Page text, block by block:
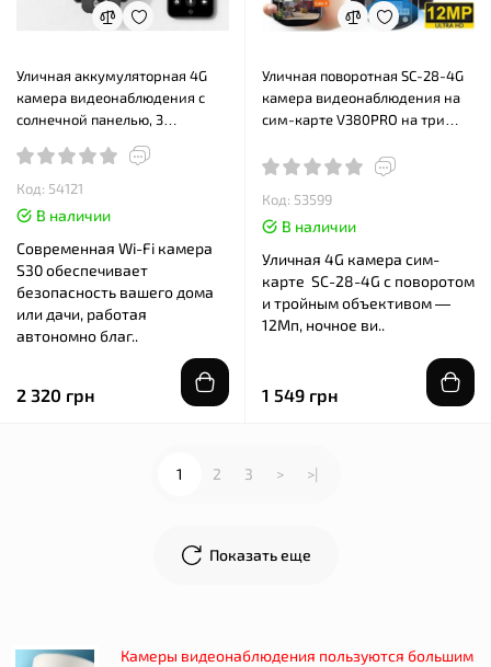
Уличная аккумуляторная 4G
камера видеонаблюдения с
солнечной панелью, 3
Код: 54121
В наличии
Современная Wi-Fi камера
S30 обеспечивает
безопасность вашего дома
или дачи, работая
автономно благ..
2 320 грн
Уличная поворотная SC-28-4G
камера видеонаблюдения на
сим-карте V380PRO на три
Код: 53599
В наличии
Уличная 4G камера сим-
карте SC-28-4G с поворотом
и тройным объективом —
12Мп, ночное ви..
1 549 грн
Показать еще
1 2 3 > >|
Камеры видеонаблюдения пользуются большим